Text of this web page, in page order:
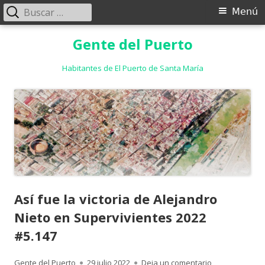
Gente del Puerto
Habitantes de El Puerto de Santa María
Menú
Menú
Buscar:
Así fue la victoria de Alejandro
Nieto en Supervivientes 2022
#5.147
Autor
Gente del Puerto Publicado
29 julio 2022 Deja un comentario